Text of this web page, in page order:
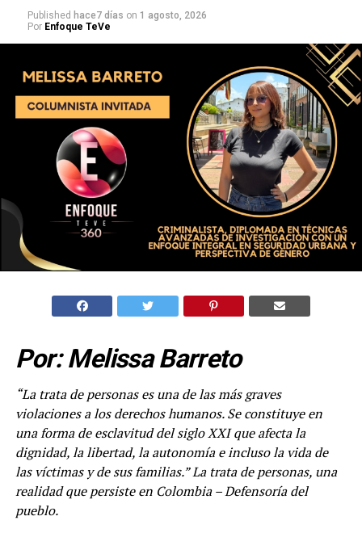
Published hace7 días on 1 agosto, 2026
Por Enfoque TeVe
Por: Melissa Barreto
“La trata de personas es una de las más graves
violaciones a los derechos humanos. Se constituye en
una forma de esclavitud del siglo XXI que afecta la
dignidad, la libertad, la autonomía e incluso la vida de
las víctimas y de sus familias.” La trata de personas, una
realidad que persiste en Colombia– Defensoría del
pueblo.